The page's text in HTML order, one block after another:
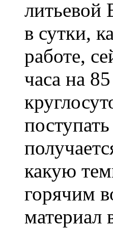
литьевой
в сутки,
работе,
часа на
какую
горячим
материал